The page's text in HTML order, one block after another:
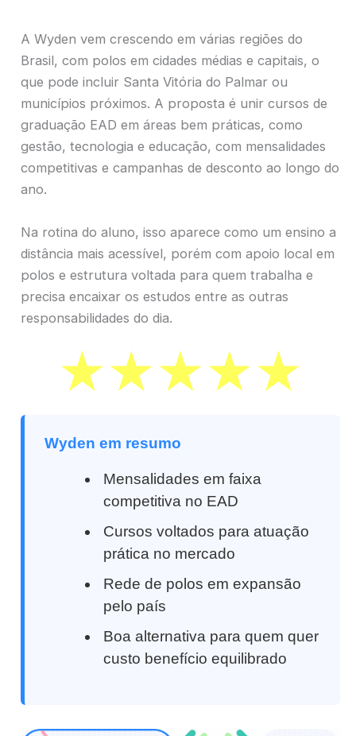
A Wyden vem crescendo em várias regiões do
Brasil, com polos em cidades médias e capitais, o
que pode incluir Santa Vitória do Palmar ou
municípios próximos. A proposta é unir cursos de
graduação EAD em áreas bem práticas, como
gestão, tecnologia e educação, com mensalidades
competitivas e campanhas de desconto ao longo do
ano.
Na rotina do aluno, isso aparece como um ensino a
distância mais acessível, porém com apoio local em
polos e estrutura voltada para quem trabalha e
precisa encaixar os estudos entre as outras
responsabilidades do dia.
Wyden em resumo
Mensalidades em faixa
competitiva no EAD
Cursos voltados para atuação
prática no mercado
Rede de polos em expansão
pelo país
Boa alternativa para quem quer
custo benefício equilibrado